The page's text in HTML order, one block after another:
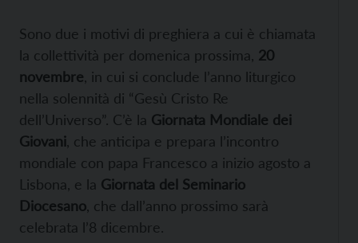
Sono due i motivi di preghiera a cui è chiamata
la collettività per domenica prossima, 20
novembre , in cui si conclude l’anno liturgico
nella solennità di “Gesù Cristo Re
dell’Universo”. C’è la Giornata Mondiale dei
Giovani , che anticipa e prepara l’incontro
mondiale con papa Francesco a inizio agosto a
Lisbona, e la Giornata del Seminario
Diocesano , che dall’anno prossimo sarà
celebrata l’8 dicembre.